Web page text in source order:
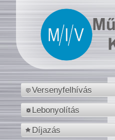
Versenyfelhívás
Lebonyolítás
Díjazás